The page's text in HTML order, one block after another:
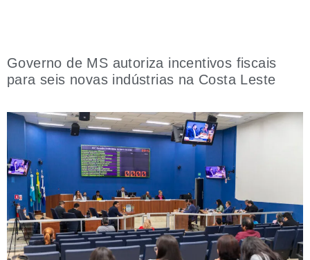
Governo de MS autoriza incentivos fiscais
para seis novas indústrias na Costa Leste